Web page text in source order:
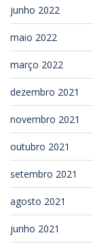
junho 2022
maio 2022
março 2022
dezembro 2021
novembro 2021
outubro 2021
setembro 2021
agosto 2021
junho 2021